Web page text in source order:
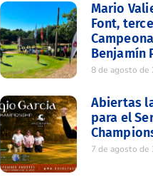
Mario
Font,
Benjamín
8 de agosto de
Abiertas
para el
7 de agosto de